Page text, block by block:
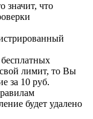
значит, что
лимит, то Вы
за 10 руб.
будет удалено